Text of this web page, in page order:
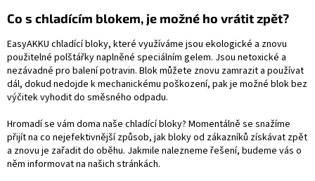
Co s chladícím blokem, je možné ho vrátit zpět?
EasyAKKU chladící bloky, které využíváme jsou ekologické a znovu
použitelné polštářky naplněné speciálním gelem. Jsou netoxické a
nezávadné pro balení potravin. Blok můžete znovu zamrazit a používat
dál, dokud nedojde k mechanickému poškození, pak je možné blok bez
výčitek vyhodit do směsného odpadu.
Hromadí se vám doma naše chladící bloky? Momentálně se snažíme
přijít na co nejefektivnější způsob, jak bloky od zákazníků získávat zpět
a znovu je zařadit do oběhu. Jakmile nalezneme řešení, budeme vás o
něm informovat na našich stránkách.